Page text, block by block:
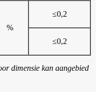
%
≤0,2
≤0,2
dimensie kan aangebied